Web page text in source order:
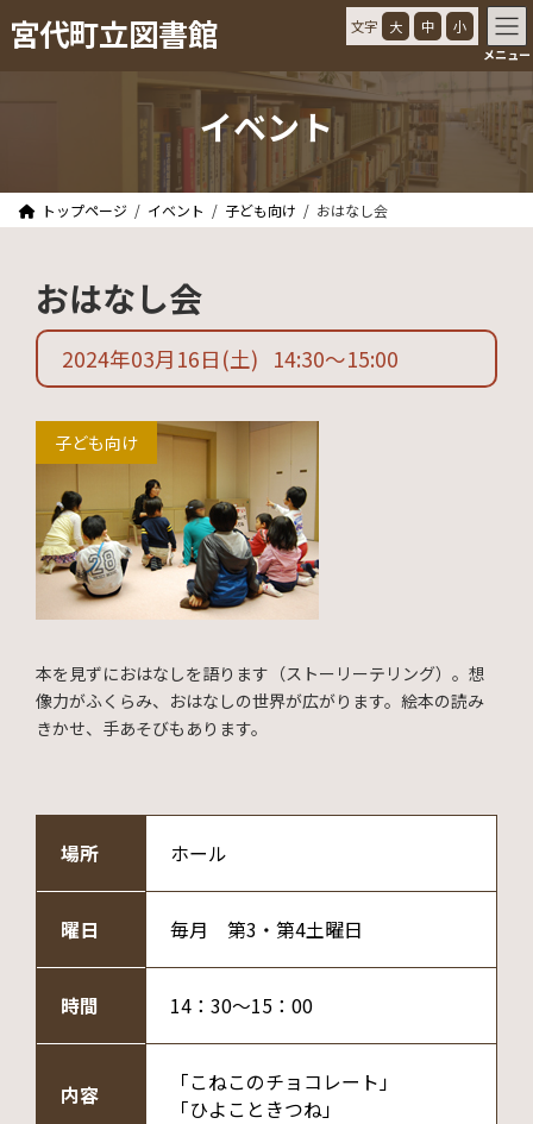
ン
プ
ビ
動
宮代町立図書館 文字 大 中 小
メニュー
イベント
トップページ イベント 子ども向け おはなし会
おはなし会
2024年03月16日 (土) 14:30〜15:00
子ども向け
本を見ずにおはなしを語ります（ストーリーテリング）。想
像力がふくらみ、おはなしの世界が広がります。絵本の読み
きかせ、手あそびもあります。
場所 ホール
曜日 毎月 第3・第4土曜日
時間 14：30～15：00
内容
「こねこのチョコレート」
「ひよこときつね」